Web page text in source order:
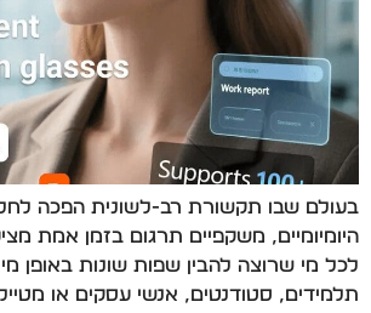
בעולם שבו תקשורת רב-לשונית הפכה
היומיומיים, משקפיים תרגום בזמן אמת
לכל מי שרוצה להבין שפות שונות באופן
תלמידים, סטודנטים, אנשי עסקים או